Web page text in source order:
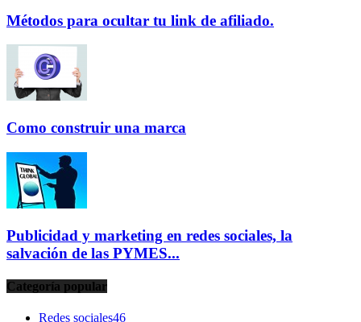
Métodos para ocultar tu link de afiliado.
Como construir una marca
Publicidad y marketing en redes sociales, la
salvación de las PYMES...
Categoría popular
Redes sociales46